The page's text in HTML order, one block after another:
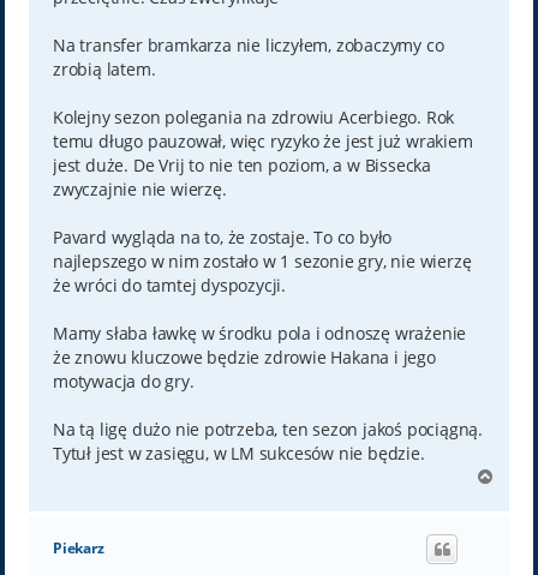
Na transfer bramkarza nie liczyłem, zobaczymy co
zrobią latem.
Kolejny sezon polegania na zdrowiu Acerbiego. Rok
temu długo pauzował, więc ryzyko że jest już wrakiem
jest duże. De Vrij to nie ten poziom, a w Bissecka
zwyczajnie nie wierzę.
Pavard wygląda na to, że zostaje. To co było
najlepszego w nim zostało w 1 sezonie gry, nie wierzę
że wróci do tamtej dyspozycji.
Mamy słaba ławkę w środku pola i odnoszę wrażenie
że znowu kluczowe będzie zdrowie Hakana i jego
motywacja do gry.
Na tą ligę dużo nie potrzeba, ten sezon jakoś pociągną.
Tytuł jest w zasięgu, w LM sukcesów nie będzie.
g
Piekarz